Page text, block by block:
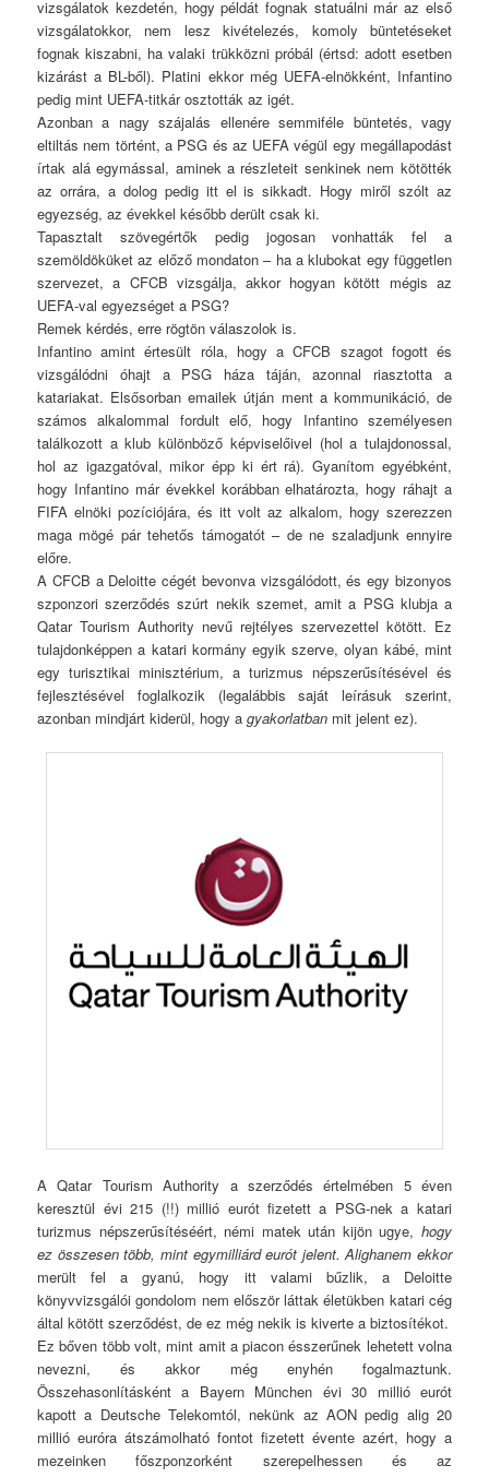
vizsgálatok kezdetén, hogy példát fognak statuálni már az első
vizsgálatokkor, nem lesz kivételezés, komoly büntetéseket
fognak kiszabni, ha valaki trükközni próbál (értsd: adott esetben
kizárást a BL-ből). Platini ekkor még UEFA-elnökként, Infantino
pedig mint UEFA-titkár osztották az igét.
Azonban a nagy szájalás ellenére semmiféle büntetés, vagy
eltiltás nem történt, a PSG és az UEFA végül egy megállapodást
írtak alá egymással, aminek a részleteit senkinek nem kötötték
az orrára, a dolog pedig itt el is sikkadt. Hogy miről szólt az
egyezség, az évekkel később derült csak ki.
Tapasztalt szövegértők pedig jogosan vonhatták fel a
szemöldöküket az előző mondaton – ha a klubokat egy független
szervezet, a CFCB vizsgálja, akkor hogyan kötött mégis az
UEFA-val egyezséget a PSG?
Remek kérdés, erre rögtön válaszolok is.
Infantino amint értesült róla, hogy a CFCB szagot fogott és
vizsgálódni óhajt a PSG háza táján, azonnal riasztotta a
katariakat. Elsősorban emailek útján ment a kommunikáció, de
számos alkalommal fordult elő, hogy Infantino személyesen
találkozott a klub különböző képviselőivel (hol a tulajdonossal,
hol az igazgatóval, mikor épp ki ért rá). Gyanítom egyébként,
hogy Infantino már évekkel korábban elhatározta, hogy ráhajt a
FIFA elnöki pozíciójára, és itt volt az alkalom, hogy szerezzen
maga mögé pár tehetős támogatót – de ne szaladjunk ennyire
előre.
A CFCB a Deloitte cégét bevonva vizsgálódott, és egy bizonyos
szponzori szerződés szúrt nekik szemet, amit a PSG klubja a
Qatar Tourism Authority nevű rejtélyes szervezettel kötött. Ez
tulajdonképpen a katari kormány egyik szerve, olyan kábé, mint
egy turisztikai minisztérium, a turizmus népszerűsítésével és
fejlesztésével foglalkozik (legalábbis saját leírásuk szerint,
azonban mindjárt kiderül, hogy agyakorlatban mit jelent ez).
A Qatar Tourism Authority a szerződés értelmében 5 éven
keresztül évi 215 (!!) millió eurót fizetett a PSG-nek a katari
turizmus népszerűsítéséért, némi matek után kijön ugye, hogy
ez összesen több, mint egymilliárd eurót jelent. Alighanem ekkor
merült fel a gyanú, hogy itt valami bűzlik, a Deloitte
könyvvizsgálói gondolom nem először láttak életükben katari cég
által kötött szerződést, de ez még nekik is kiverte a biztosítékot.
Ez bőven több volt, mint amit a piacon ésszerűnek lehetett volna
nevezni, és akkor még enyhén fogalmaztunk.
Összehasonlításként a Bayern München évi 30 millió eurót
kapott a Deutsche Telekomtól, nekünk az AON pedig alig 20
millió euróra átszámolható fontot fizetett évente azért, hogy a
mezeinken főszponzorként szerepelhessen és az